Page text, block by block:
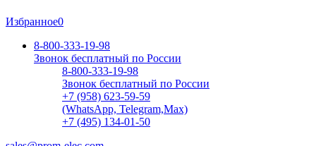
Избранное0
8-800-333-19-98
Звонок бесплатный по России
8-800-333-19-98
Звонок бесплатный по России
+7 (958) 623-59-59
(WhatsApp, Telegram,Max)
+7 (495) 134-01-50